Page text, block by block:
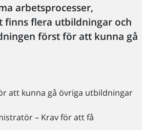
arbetsprocesser,
flera utbildningar och
först för att kunna gå
att kunna gå övriga utbildningar
– Krav för att få